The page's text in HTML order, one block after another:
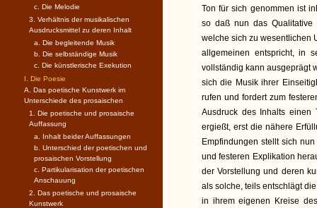
Ton für sich genommen ist
so daß nun das Qualitative
welche sich zu wesentlichen
allgemeinen entspricht, in
vollständig kann ausgeprägt
sich die Musik ihrer
rufen und fordert zum
Ausdruck des Inhalts
ergießt, erst die nähere
Empfindungen stellt sich
und festeren Explikation
der Vorstellung und deren
als solche, teils entschlägt
in ihrem eigenen Kreise
c. Die Melodie
3. Verhältnis der musikalischen
Ausdrucksmittel zu deren Inhalt
a. Die begleitende Musik
b. Die selbständige Musik
c. Die künstlerische Exekution
I. Die Poesie
A. Das poetische Kunstwerk im
Unterschiede des prosaischen
1. Die poetische und prosaische
Auffassung
a. Inhalt beider Auffassungen
b. Unterschied der poetischen und
prosaischen Vorstellung
c. Partikularisation der poetischen
Anschauung
2. Das poetische und prosaische
Kunstwerk